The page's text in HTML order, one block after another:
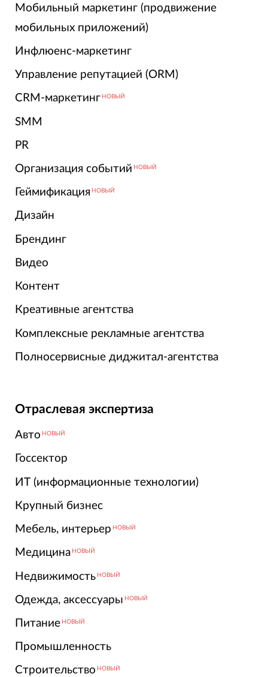
Мобильный маркетинг (продвижение
мобильных приложений)
Инфлюенс-маркетинг
Управление репутацией (ORM)
CRM-маркетинг НОВЫЙ
SMM
PR
Организация событий НОВЫЙ
Геймификация НОВЫЙ
Дизайн
Брендинг
Видео
Контент
Креативные агентства
Комплексные рекламные агентства
Полносервисные диджитал-агентства
Отраслевая экспертиза
Авто НОВЫЙ
Госсектор
ИТ (информационные технологии)
Крупный бизнес
Мебель, интерьер НОВЫЙ
Медицина НОВЫЙ
Недвижимость НОВЫЙ
Одежда, аксессуары НОВЫЙ
Питание НОВЫЙ
Промышленность
Строительство НОВЫЙ